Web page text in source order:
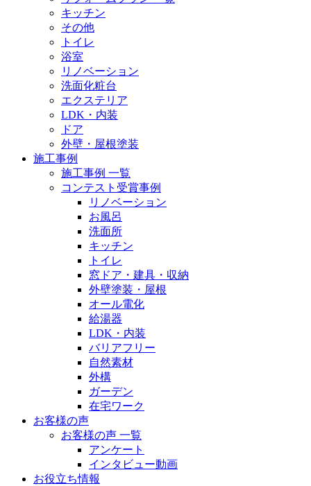
キッチン
その他
トイレ
浴室
リノベーション
洗面化粧台
エクステリア
LDK・内装
ドア
外壁・屋根塗装
施工事例
施工事例 一覧
コンテスト受賞事例
リノベーション
お風呂
洗面所
キッチン
トイレ
窓ドア・建具・収納
外壁塗装・屋根
オール電化
給湯器
LDK・内装
バリアフリー
自然素材
外構
ガーデン
在宅ワーク
お客様の声
お客様の声 一覧
アンケート
インタビュー動画
お役立ち情報